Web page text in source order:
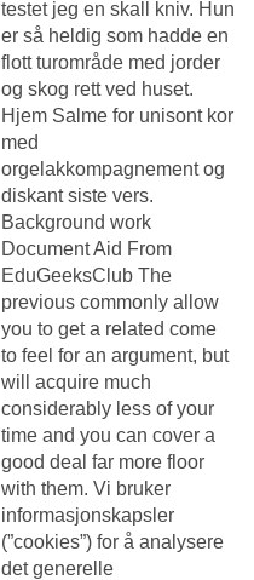
testet jeg en skall kniv. Hun
er så heldig som hadde en
flott turområde med jorder
og skog rett ved huset.
Hjem Salme for unisont kor
med
orgelakkompagnement og
diskant siste vers.
Background work
Document Aid From
EduGeeksClub The
previous commonly allow
you to get a related come
to feel for an argument, but
will acquire much
considerably less of your
time and you can cover a
good deal far more floor
with them. Vi bruker
informasjonskapsler
(”cookies”) for å analysere
det generelle